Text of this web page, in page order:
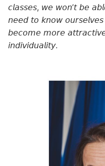
𝘤𝘭𝘢𝘴𝘴𝘦𝘴, 𝘸𝘦 𝘸𝘰𝘯’𝘵 𝘣𝘦
𝘯𝘦𝘦𝘥 𝘵𝘰 𝘬𝘯𝘰𝘸 𝘰𝘶𝘳𝘴𝘦𝘭𝘷𝘦𝘴
𝘣𝘦𝘤𝘰𝘮𝘦 𝘮𝘰𝘳𝘦
𝘪𝘯𝘥𝘪𝘷𝘪𝘥𝘶𝘢𝘭𝘪𝘵𝘺.